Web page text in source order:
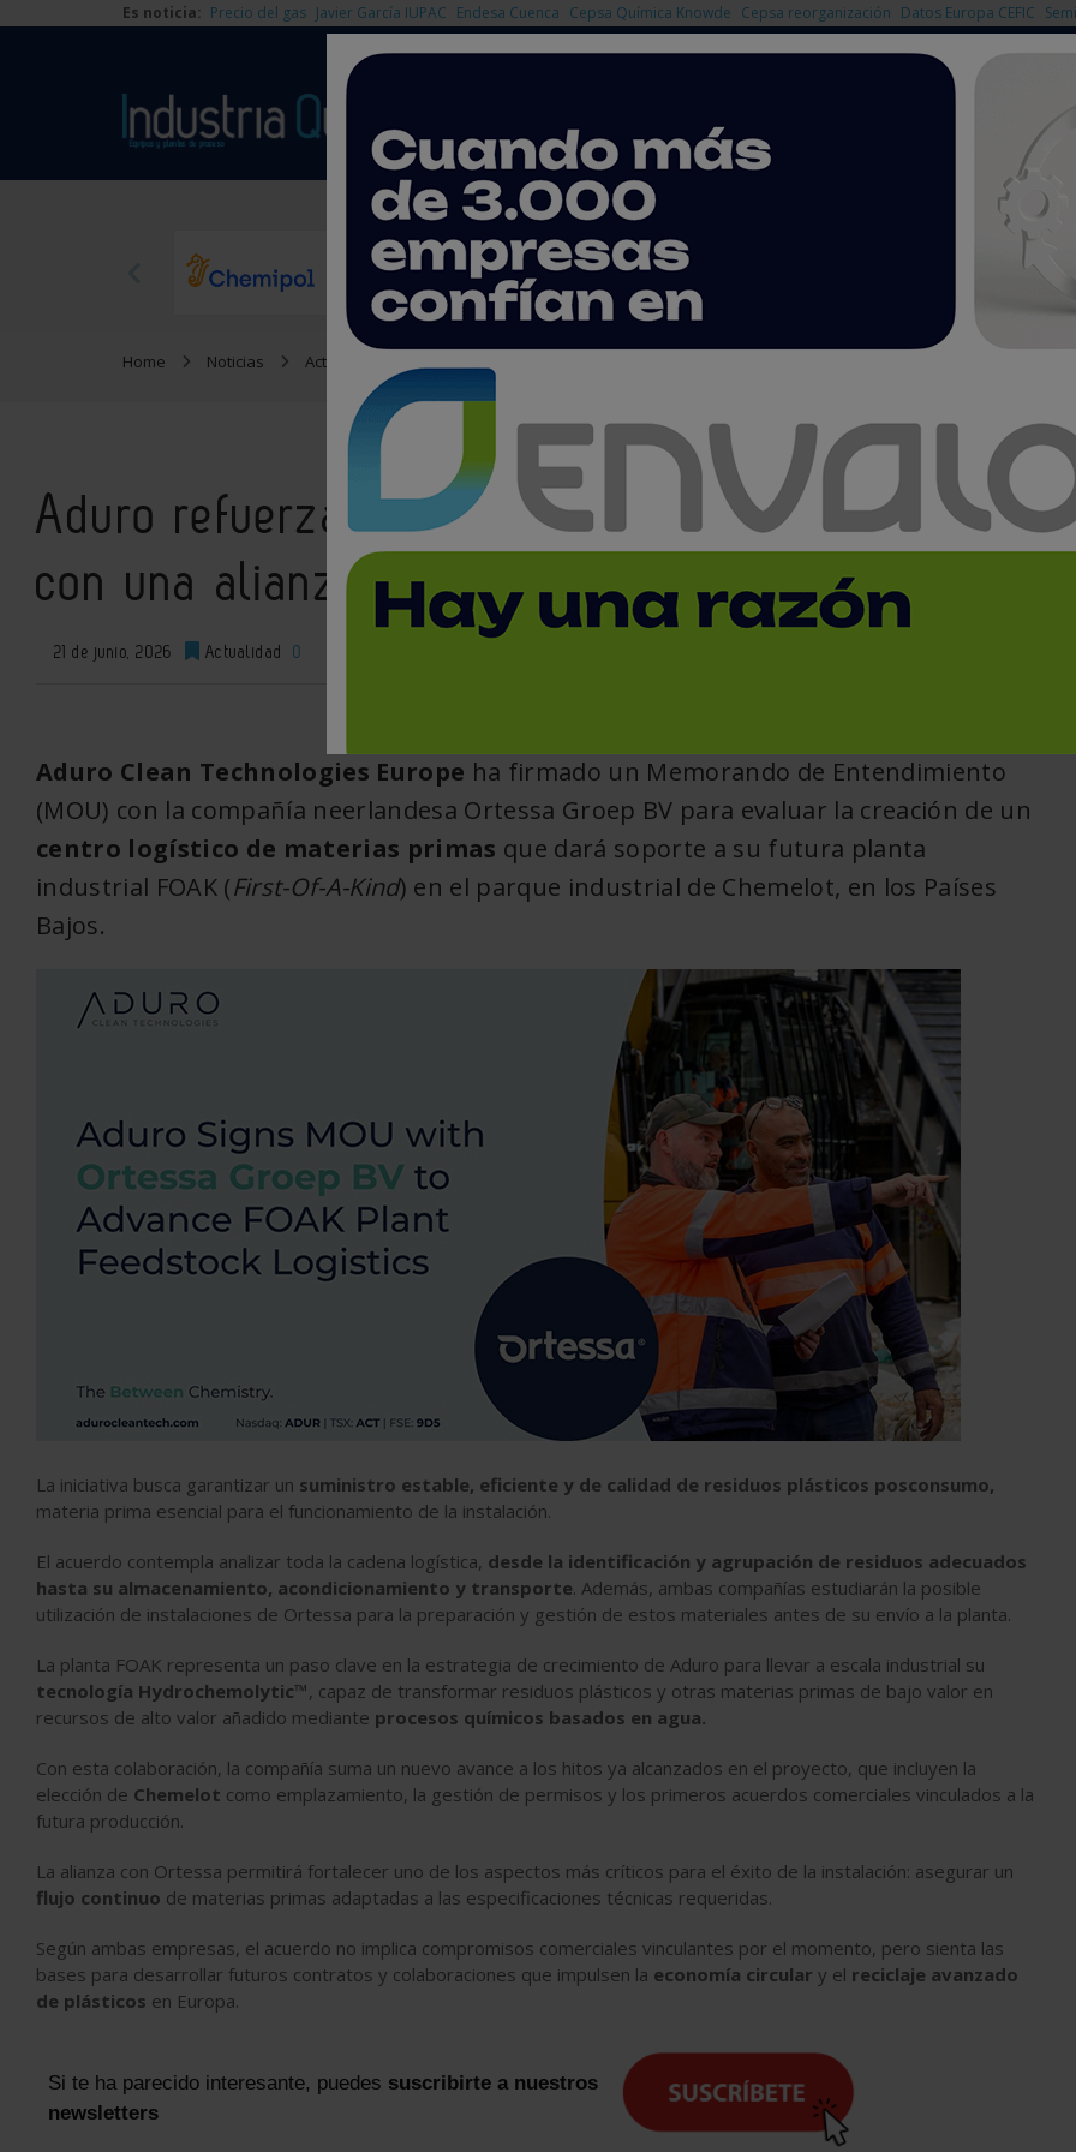
Es noticia: Precio del gas Javier García IUPAC Endesa Cuenca Cepsa Química Knowde Cepsa reorganización Datos Europa CEFIC
Home Noticias Actualidad
Aduro refuerza su planta pionera de reciclaje
con una alianza logística en Europa
21 de junio, 2026 Actualidad 0
Aduro Clean Technologies Europe ha firmado un Memorando de Entendimiento
(MOU) con la compañía neerlandesa Ortessa Groep BV para evaluar la creación de un
centro logístico de materias primas que dará soporte a su futura planta
industrial FOAK (First-Of-A-Kind) en el parque industrial de Chemelot, en los Países
Bajos.
La iniciativa busca garantizar un suministro estable, eficiente y de calidad de residuos plásticos posconsumo,
materia prima esencial para el funcionamiento de la instalación.
El acuerdo contempla analizar toda la cadena logística, desde la identificación y agrupación de residuos adecuados
hasta su almacenamiento, acondicionamiento y transporte. Además, ambas compañías estudiarán la posible
utilización de instalaciones de Ortessa para la preparación y gestión de estos materiales antes de su envío a la planta.
La planta FOAK representa un paso clave en la estrategia de crecimiento de Aduro para llevar a escala industrial su
tecnología Hydrochemolytic™, capaz de transformar residuos plásticos y otras materias primas de bajo valor en
recursos de alto valor añadido mediante procesos químicos basados en agua.
Con esta colaboración, la compañía suma un nuevo avance a los hitos ya alcanzados en el proyecto, que incluyen la
elección de Chemelot como emplazamiento, la gestión de permisos y los primeros acuerdos comerciales vinculados a la
futura producción.
La alianza con Ortessa permitirá fortalecer uno de los aspectos más críticos para el éxito de la instalación: asegurar un
flujo continuo de materias primas adaptadas a las especificaciones técnicas requeridas.
Según ambas empresas, el acuerdo no implica compromisos comerciales vinculantes por el momento, pero sienta las
bases para desarrollar futuros contratos y colaboraciones que impulsen la economía circular y el reciclaje avanzado
de plásticos en Europa.
Si te ha parecido interesante, puedes suscribirte a nuestros
newsletters